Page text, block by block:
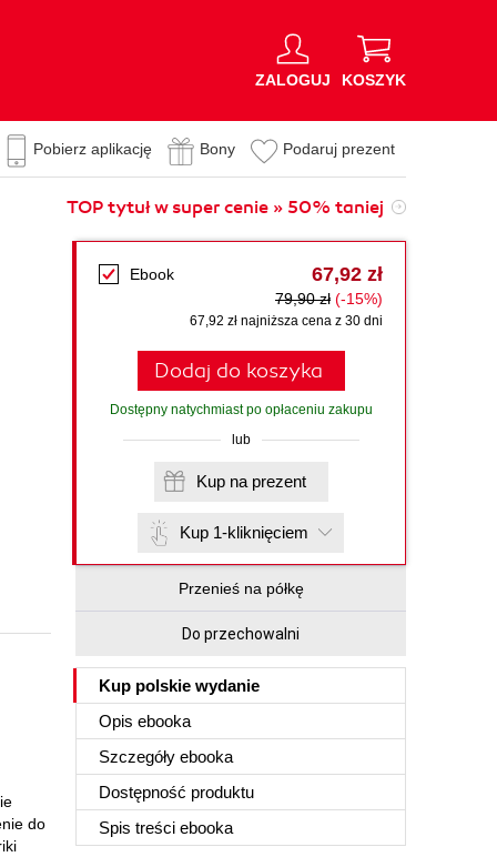
ZALOGUJ KOSZYK
Pobierz aplikację Bony Podaruj prezent
TOP tytuł w super cenie » 50% taniej
Ebook 67,92 zł
79,90 zł (-15%)
67,92 zł najniższa cena z 30 dni
Dodaj do koszyka
Dostępny natychmiast po opłaceniu zakupu
lub
Kup na prezent
Kup 1-kliknięciem
Przenieś na półkę
Do przechowalni
Kup polskie wydanie
Opis ebooka
Szczegóły ebooka
Dostępność produktu
Spis treści ebooka
do